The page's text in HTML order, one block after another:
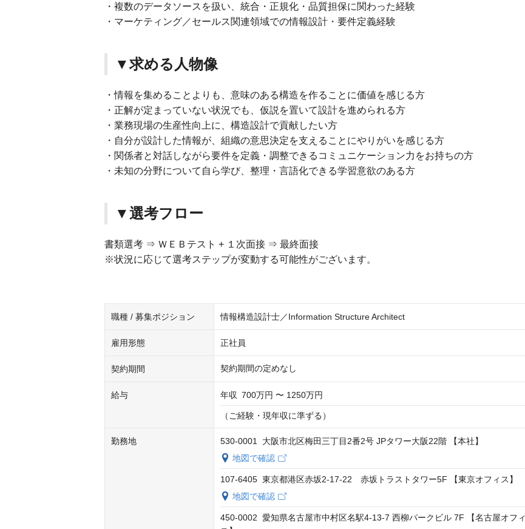
・複数のデータソースを扱い、統合・正規化・品質担保に関わった経験
・マーケティング／セールス関連領域での情報設計・要件定義経験
▼求める人物像
・情報を集めることよりも、意味のある構造を作ることに価値を感じる方
・正解が定まっていない状況でも、仮説を置いて設計を進められる方
・業務現場の生産性向上に、構造設計で貢献したい方
・自分が設計した情報が、組織の意思決定を支えることにやりがいを感じる方
・関係者と対話しながら要件を定義・調整できるコミュニケーション力をお持ちの方
・未知の分野について自ら学び、整理・言語化できる学習意欲のある方
▼選考フロー
書類選考 ⇒ ＷＥＢテスト + １次面接 ⇒ 最終面接
※状況に応じて選考ステップが変動する可能性がございます。
職種 / 募集ポジション 情報構造設計士／Information Structure Architect
雇用形態 正社員
契約期間 契約期間の定めなし
給与 年収 700万円 〜 1250万円
（ご経験・現年収に準ずる）
勤務地
530-0001 大阪市北区梅田三丁目2番2号 JPタワー大阪22階 【本社】
地図で確認
107-6405 東京都港区赤坂2-17-22 赤坂トラストタワー5F 【東京オフィス】
地図で確認
450-0002 愛知県名古屋市中村区名駅4-13-7 西柳パークビル 7F 【名古屋オフィ